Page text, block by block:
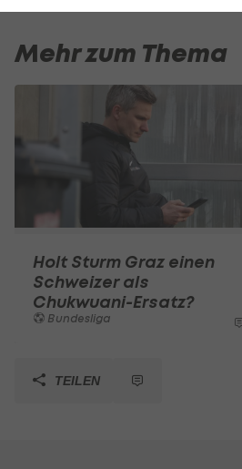
Mehr zum Thema
Holt Sturm Graz einen
Schweizer als
Chukwuani-Ersatz?
Bundesliga
TEILEN